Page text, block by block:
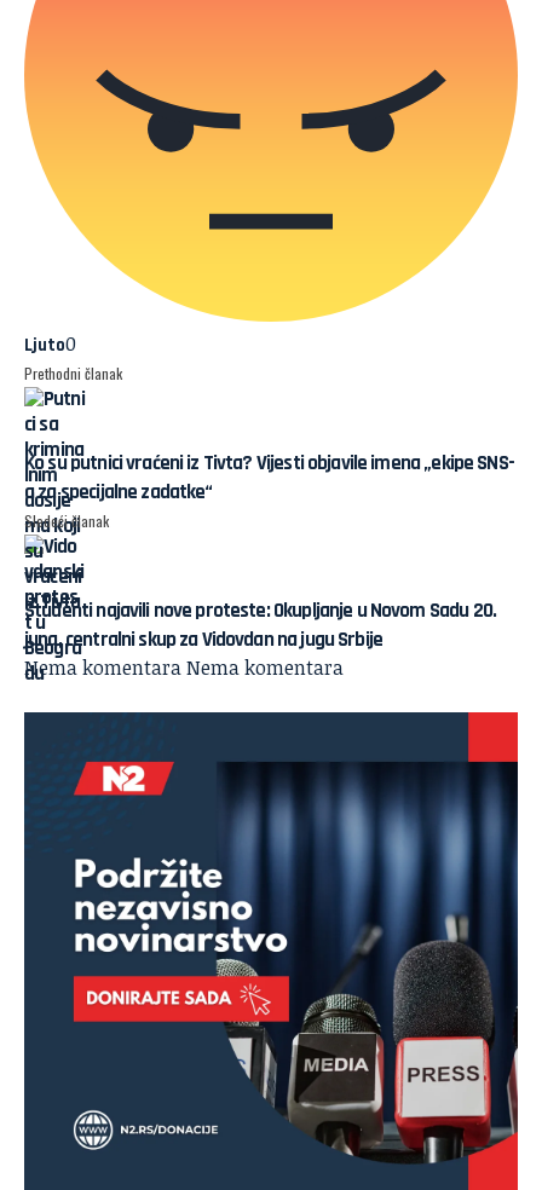
Ljuto0
Prethodni članak
Ko su putnici vraćeni iz Tivta? Vijesti objavile imena „ekipe SNS-
a za specijalne zadatke“
Sledeći članak
Studenti najavili nove proteste: Okupljanje u Novom Sadu 20.
juna, centralni skup za Vidovdan na jugu Srbije
Nema komentaraNema komentara